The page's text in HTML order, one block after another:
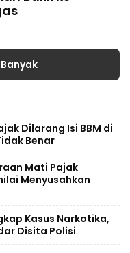
Dilarang Isi BBM di
Benar
Mati Pajak
Menyusahkan
Kasus Narkotika,
Disita Polisi